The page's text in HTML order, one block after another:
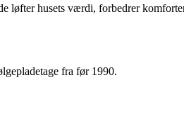
løfter husets værdi, forbedrer
fra før 1990.